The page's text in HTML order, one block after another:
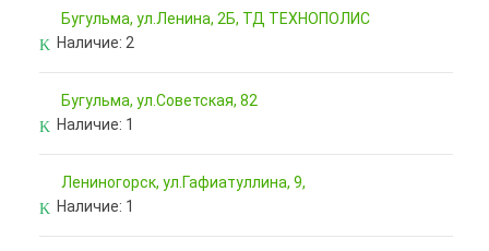
Бугульма, ул.Ленина, 2Б, ТД ТЕХНОПОЛИС
Наличие: 2
Бугульма, ул.Советская, 82
Наличие: 1
Лениногорск, ул.Гафиатуллина, 9,
Наличие: 1